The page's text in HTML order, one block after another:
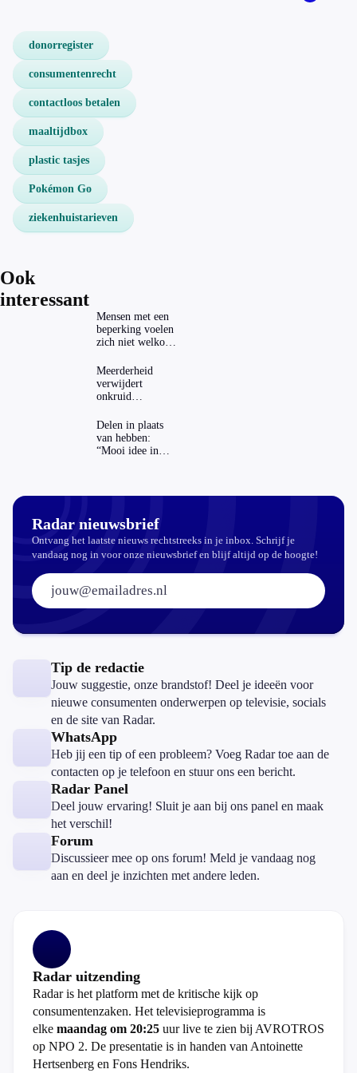
donorregister
consumentenrecht
contactloos betalen
maaltijdbox
plastic tasjes
Pokémon Go
ziekenhuistarieven
Ook
interessant
Mensen met een
beperking voelen
zich niet welkom
Meerderheid
verwijdert
onkruid
‘Kwestie van
bijhouden’
Delen in plaats
van hebben:
“Mooi idee in
Radar nieuwsbrief
Ontvang het laatste nieuws rechtstreeks in je inbox. Schrijf je
vandaag nog in voor onze nieuwsbrief en blijf altijd op de hoogte!
E-mailadres:
Tip de redactie
Jouw suggestie, onze brandstof! Deel je ideeën voor
nieuwe consumenten onderwerpen op televisie, socials
en de site van Radar.
WhatsApp
Heb jij een tip of een probleem? Voeg Radar toe aan de
contacten op je telefoon en stuur ons een bericht.
Radar Panel
Deel jouw ervaring! Sluit je aan bij ons panel en maak
het verschil!
Forum
Discussieer mee op ons forum! Meld je vandaag nog
aan en deel je inzichten met andere leden.
Radar uitzending
Radar is het platform met de kritische kijk op
consumentenzaken. Het televisieprogramma is
elke maandag om 20:25 uur live te zien bij AVROTROS
op NPO 2. De presentatie is in handen van Antoinette
Hertsenberg en Fons Hendriks.